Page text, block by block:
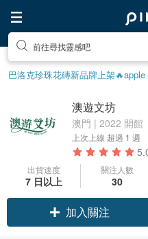
前往尋找靈感吧
巴洛克珍珠花磚新品牌上架🔥
澳遊文坊
澳門 | 2022 開館
上次上線 超過 1 週
出貨速度
7 日以上
關注人數
30
加入關注